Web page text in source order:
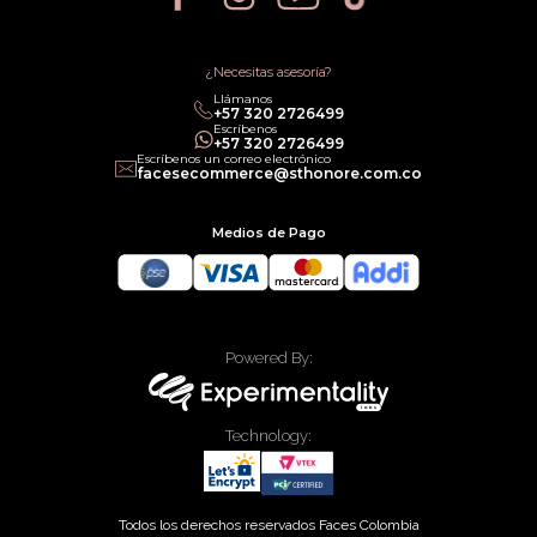
Política legal de Gift Cards¿Necesitas asesoría?
Llámanos
‎+57 320 2726499
Escríbenos
‎+57 320 2726499
Escríbenos un correo electrónico
facesecommerce@sthonore.com.co
Medios de Pago
Powered By:
Technology:
Todos los derechos reservados Faces Colombia